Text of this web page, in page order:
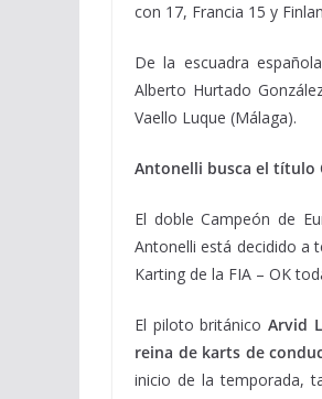
con 17, Francia 15 y
De la escuadra
Alberto Hurtado
Vaello Luque (Málaga).
Antonelli busca el título
El doble Campeón de
Antonelli está decidido a
Karting de la FIA – OK
El piloto británico Arvid
reina de karts de
inicio de la temporada,